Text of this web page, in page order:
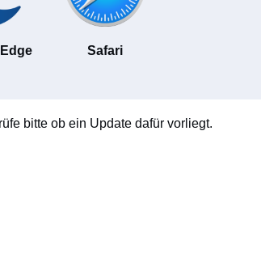
Safari
bitte ob ein Update dafür vorliegt.